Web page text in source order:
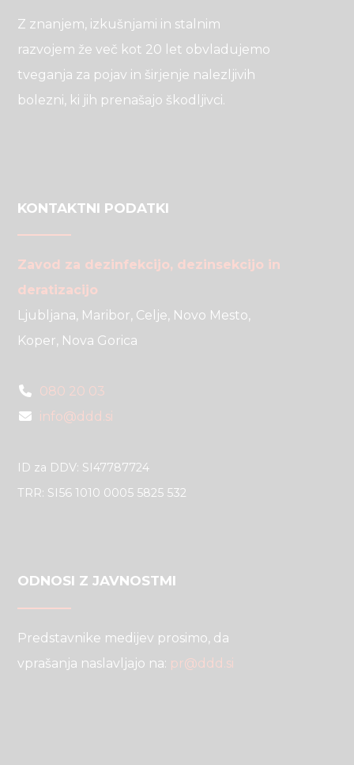
Z znanjem, izkušnjami in stalnim
razvojem že več kot 20 let obvladujemo
tveganja za pojav in širjenje nalezljivih
bolezni, ki jih prenašajo škodljivci.
KONTAKTNI PODATKI
Zavod za dezinfekcijo, dezinsekcijo in
deratizacijo
Ljubljana, Maribor, Celje, Novo Mesto,
Koper, Nova Gorica
080 20 03
info@ddd.si
ID za DDV: SI47787724
TRR: SI56 1010 0005 5825 532
ODNOSI Z JAVNOSTMI
Predstavnike medijev prosimo, da
vprašanja naslavljajo na: pr@ddd.si